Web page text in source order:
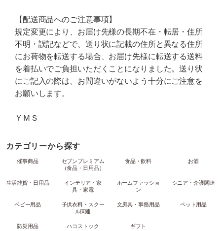
【配送商品へのご注意事項】
規定変更により、お届け先様の長期不在・転居・住所
不明・誤記などで、送り状に記載の住所と異なる住所
にお荷物を転送する場合、お届け先様に転送する送料
を着払いでご負担いただくことになりました。送り状
にご記入の際は、お間違いがないよう十分にご注意を
お願いします。
ＹＭＳ
カテゴリーから探す
催事商品
セブンプレミアム
（食品・日用品）
食品・飲料 お酒
生活雑貨・日用品
インテリア・家
具・家電
ホームファッショ
ン
シニア・介護関連
ベビー用品
子供衣料・スクー
ル関連
文房具・事務用品 ペット用品
防災用品 ハコストック ギフト